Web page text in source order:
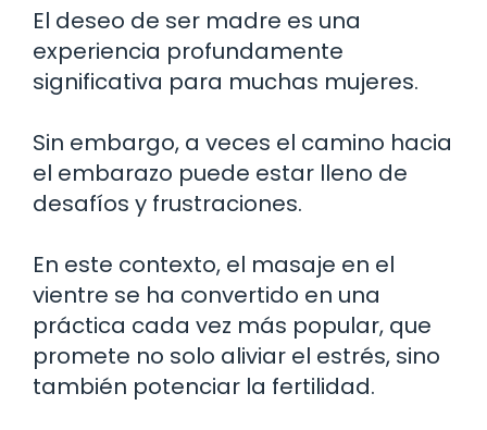
El deseo de ser madre es una
experiencia profundamente
significativa para muchas mujeres.
Sin embargo, a veces el camino hacia
el embarazo puede estar lleno de
desafíos y frustraciones.
En este contexto, el masaje en el
vientre se ha convertido en una
práctica cada vez más popular, que
promete no solo aliviar el estrés, sino
también potenciar la fertilidad.